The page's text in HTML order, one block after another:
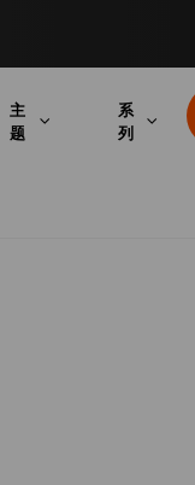
主
题
系
列